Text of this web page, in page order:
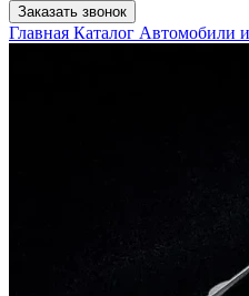
Заказать звонок
Главная Каталог Автомобили